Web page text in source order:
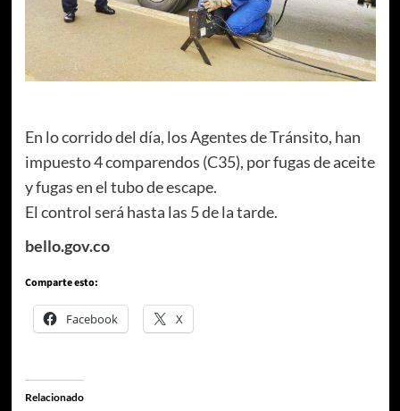
En lo corrido del día, los Agentes de Tránsito, han
impuesto 4 comparendos (C35), por fugas de aceite
y fugas en el tubo de escape.
El control será hasta las 5 de la tarde.
bello.gov.co
Comparte esto:
Facebook X
Relacionado